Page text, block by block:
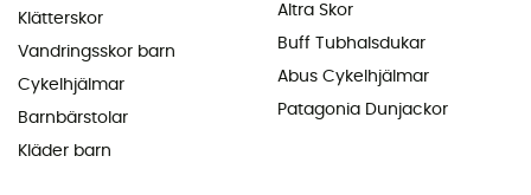
Klätterskor
Vandringsskor barn
Cykelhjälmar
Barnbärstolar
Kläder barn
Altra Skor
Buff Tubhalsdukar
Abus Cykelhjälmar
Patagonia Dunjackor